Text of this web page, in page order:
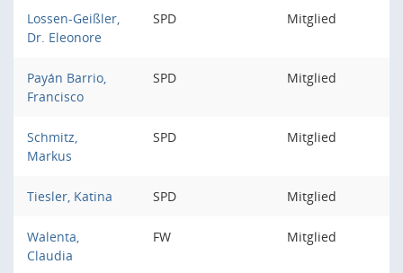
Lossen-Geißler,
Dr. Eleonore
SPD Mitglied
Payán Barrio,
Francisco
SPD Mitglied
Schmitz,
Markus
SPD Mitglied
Tiesler, Katina SPD Mitglied
Walenta,
Claudia
FW Mitglied